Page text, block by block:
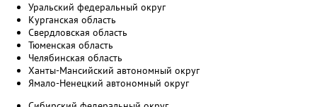
Уральский федеральный округ
Курганская область
Свердловская область
Тюменская область
Челябинская область
Ханты-Мансийский автономный округ
Ямало-Ненецкий автономный округ